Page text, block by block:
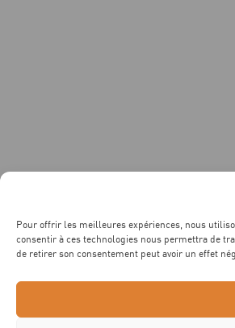
Pour offrir les meilleures expériences, nous
consentir à ces technologies nous permettra de
de retirer son consentement peut avoir un effet